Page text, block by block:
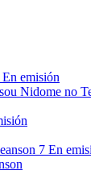
En emisión
Nidome no
7 En